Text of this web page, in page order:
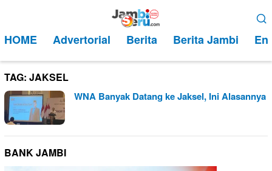
kontenMobile
HOME Advertorial Berita Berita Jambi
TAG: JAKSEL
WNA Banyak Datang ke Jaksel, Ini Alasannya
BANK JAMBI